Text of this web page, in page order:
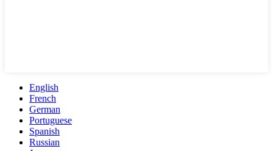
English
French
German
Portuguese
Spanish
Russian